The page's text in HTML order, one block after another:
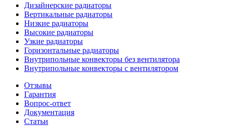
Дизайнерские радиаторы
Вертикальные радиаторы
Низкие радиаторы
Высокие радиаторы
Узкие радиаторы
Горизонтальные радиаторы
Внутрипольные конвекторы без вентилятора
Внутрипольные конвекторы с вентилятором
Отзывы
Гарантия
Вопрос-ответ
Документация
Статьи